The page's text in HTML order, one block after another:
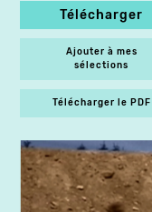
Télécharger
Ajouter à mes
sélections
Télécharger le PDF